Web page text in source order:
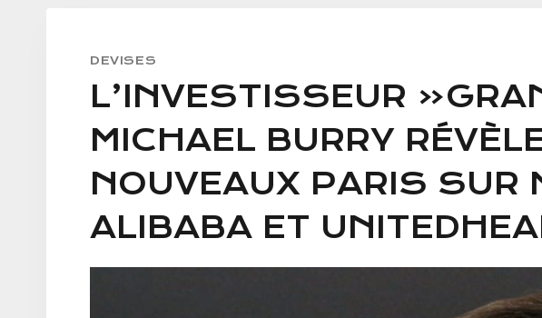
DEVISES
L’INVESTISSEUR
MICHAEL BURRY
NOUVEAUX PARIS SUR
ALIBABA ET